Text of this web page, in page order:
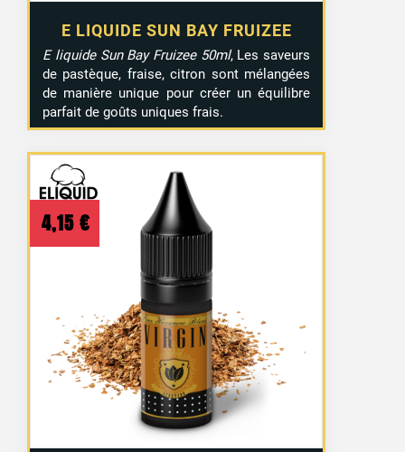
E LIQUIDE SUN BAY FRUIZEE
E liquide Sun Bay Fruizee 50ml, Les saveurs
de pastèque, fraise, citron sont mélangées
de manière unique pour créer un équilibre
parfait de goûts uniques frais.
4,15 €